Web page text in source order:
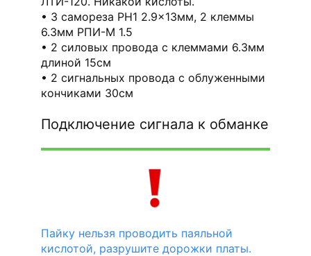
3 самореза PH1 2.9x13мм, 2 клеммы
6.3мм РПИ-М 1.5
2 силовых провода с клеммами 6.3мм
длиной 15см
2 сигнальных провода с облуженными
кончиками 30см
Подключение сигнала к обманке
Пайку нельзя проводить паяльной
кислотой, разрушите дорожки платы.